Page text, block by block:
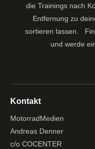
die Trainings nach
Entfernung zu
sortieren lassen.
und werde
Kontakt
MotorradMedien
Andreas Denner
c/o COCENTER